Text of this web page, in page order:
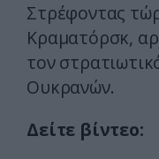
Στρέφοντας
Κραματόρσκ,
τον
Ουκρανών.
Δείτε βίντεο: